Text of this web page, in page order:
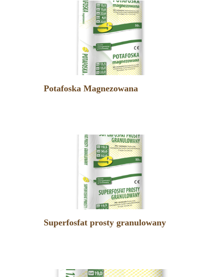
Potafoska Magnezowana
Superfosfat prosty granulowany